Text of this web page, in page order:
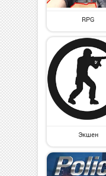
RPG
Экшен